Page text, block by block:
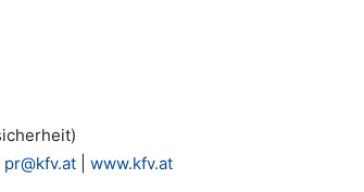
pr@kfv.at www.kfv.at